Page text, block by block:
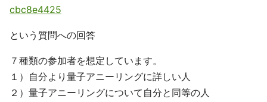
cbc8e4425
という質問への回答
７種類の参加者を想定しています。
１）自分より量子アニーリングに詳しい人
２）量子アニーリングについて自分と同等の人